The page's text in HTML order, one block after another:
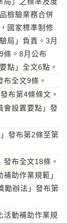
檢驗業務合併
國家標準制修
局」負責。3月
條。8月公布
點」全文6點。
全文9條。
布第4條條文。
會設置要點」發
發布第2條至第
布全文18條。
助作業規範」
勵辦法」發布第
活動補助作業規